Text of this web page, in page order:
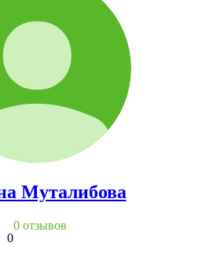
Муталибова
0
0 отзывов